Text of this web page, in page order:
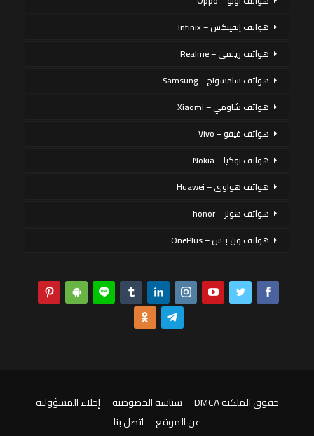
هواتف إنفينكس – Infinix
هواتف ريلمي – Realme
هواتف سامسونج – Samsung
هواتف شاومي – Xiaomi
هواتف فيفو – Vivo
هواتف نوكيا – Nokia
هواتف هواوي – Huawei
هواتف هونر – honor
هواتف ون بلس – OnePlus
حقوق الملكية DMCA سياسة الخصوصية
إخلاء المسؤولية
عن الموقع
اتصل بنا